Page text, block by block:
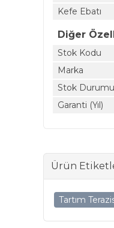
Kefe Ebatı
Diğer
Stok Kodu
Marka
Stok Durumu
Garanti (Yıl)
Ürün
Tartım